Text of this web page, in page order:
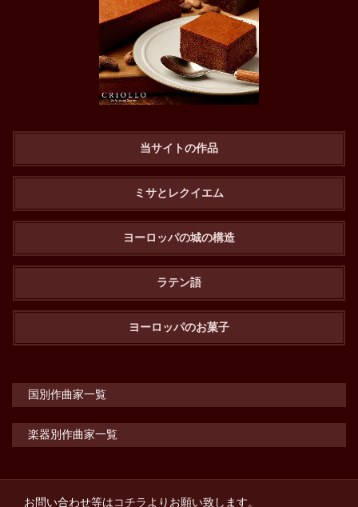
当サイトの作品
ミサとレクイエム
ヨーロッパの城の構造
ラテン語
ヨーロッパのお菓子
国別作曲家一覧
楽器別作曲家一覧
お問い合わせ等はコチラよりお願い致します。